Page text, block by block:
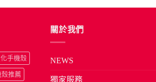
手機殼
殼推薦
關於我們
NEWS
獨家服務